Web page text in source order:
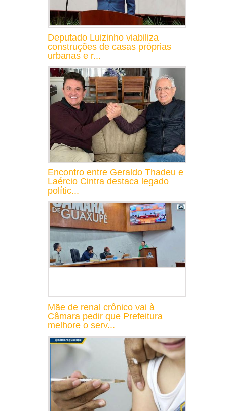
Deputado Luizinho viabiliza
construções de casas próprias
urbanas e r...
Encontro entre Geraldo Thadeu e
Laércio Cintra destaca legado
polític...
Mãe de renal crônico vai à
Câmara pedir que Prefeitura
melhore o serv...